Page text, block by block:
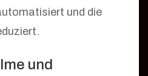
und die
und